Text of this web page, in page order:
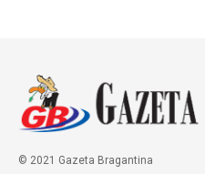
© 2021 Gazeta Bragantina